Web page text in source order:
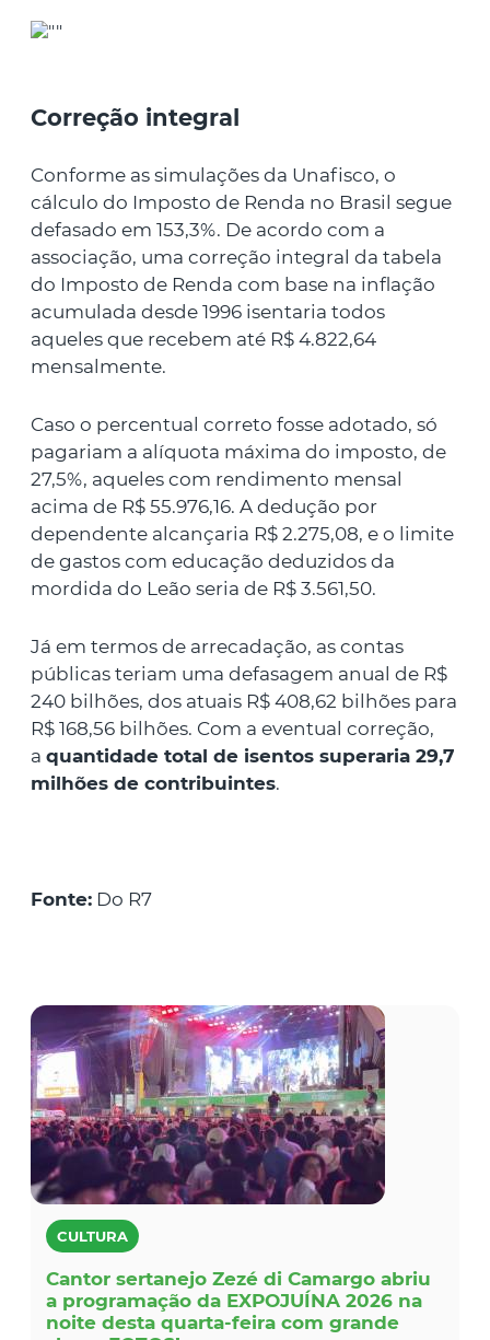
Correção integral
Conforme as simulações da Unafisco, o
cálculo do Imposto de Renda no Brasil segue
defasado em 153,3%. De acordo com a
associação, uma correção integral da tabela
do Imposto de Renda com base na inflação
acumulada desde 1996 isentaria todos
aqueles que recebem até R$ 4.822,64
mensalmente.
Caso o percentual correto fosse adotado, só
pagariam a alíquota máxima do imposto, de
27,5%, aqueles com rendimento mensal
acima de R$ 55.976,16. A dedução por
dependente alcançaria R$ 2.275,08, e o limite
de gastos com educação deduzidos da
mordida do Leão seria de R$ 3.561,50.
Já em termos de arrecadação, as contas
públicas teriam uma defasagem anual de R$
240 bilhões, dos atuais R$ 408,62 bilhões para
R$ 168,56 bilhões. Com a eventual correção,
a quantidade total de isentos superaria 29,7
milhões de contribuintes.
Fonte: Do R7
CULTURA
Cantor sertanejo Zezé di Camargo abriu
a programação da EXPOJUÍNA 2026 na
noite desta quarta-feira com grande